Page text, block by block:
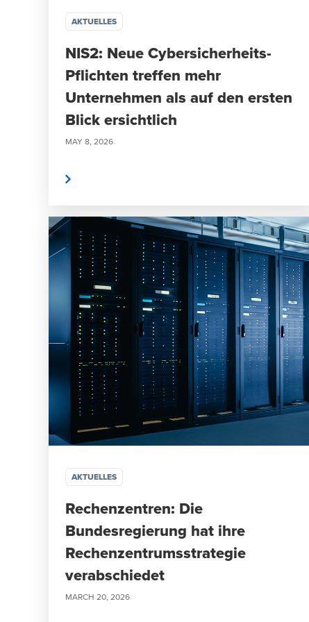
AKTUELLES
NIS2: Neue Cybersicherheits-
Pflichten treffen mehr
Unternehmen als auf den ersten
Blick ersichtlich
MAY 8, 2026
AKTUELLES
Rechenzentren: Die
Bundesregierung hat ihre
Rechenzentrumsstrategie
verabschiedet
MARCH 20, 2026